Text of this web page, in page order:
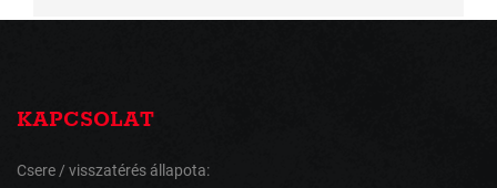
KAPCSOLAT
Csere / visszatérés állapota: